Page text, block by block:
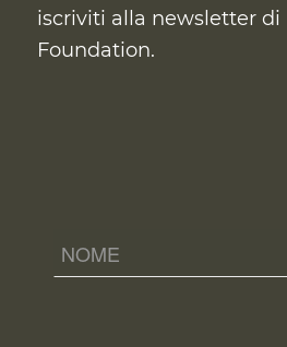
iscriviti alla newsletter di
Foundation.